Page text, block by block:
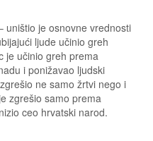
uništio je osnovne vrednosti
ljude učinio greh
je učinio greh prema
i ponižavao ljudski
ne samo žrtvi nego i
zgrešio samo prema
ceo hrvatski narod.